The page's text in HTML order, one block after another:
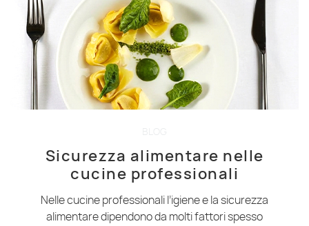
Sicurezza alimentare nelle
cucine professionali
Nelle cucine professionali l’igiene e la sicurezza
alimentare dipendono da molti fattori spesso